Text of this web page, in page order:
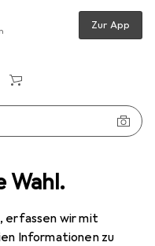
Wahl.
erfassen wir mit
Informationen zu
Zur App
Karton, Klappen vorge